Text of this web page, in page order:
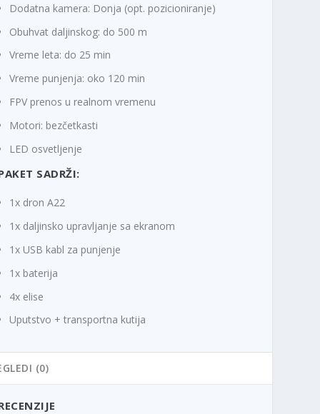
Dodatna kamera: Donja (opt. pozicioniranje)
Obuhvat daljinskog: do 500 m
Vreme leta: do 25 min
Vreme punjenja: oko 120 min
FPV prenos u realnom vremenu
Motori: bezčetkasti
LED osvetljenje
SADRŽI:
1x dron A22
1x daljinsko upravljanje sa ekranom
1x USB kabl za punjenje
1x baterija
4x elise
Uputstvo + transportna kutija
(0)